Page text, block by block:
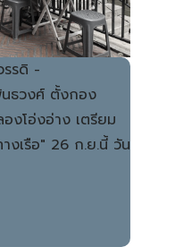
รรดิ -
ธวงศ์ ตั้งกอง
งโอ่งอ่าง เตรียม
งเรือ" 26 ก.ย.นี้ วัน